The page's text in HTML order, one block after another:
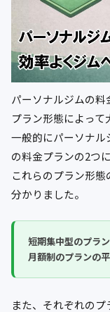
パーソナルジムの
プラン形態によって
一般的にパーソナル
の料金プランの2つ
これらのプラン形
分かりました。
短期集中型のプラ
月額制のプランの
また、それぞれの